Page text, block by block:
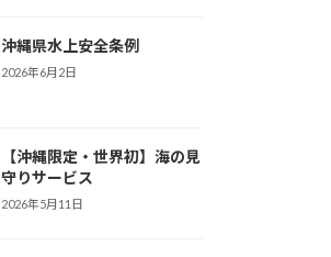
沖縄県水上安全条例
2026年6月2日
【沖縄限定・世界初】海の見
守りサービス
2026年5月11日